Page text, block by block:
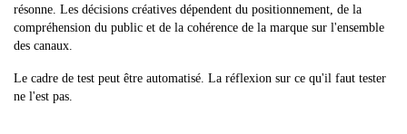
résonne. Les décisions créatives dépendent du positionnement, de la
compréhension du public et de la cohérence de la marque sur l'ensemble
des canaux.
Le cadre de test peut être automatisé. La réflexion sur ce qu'il faut tester
ne l'est pas.